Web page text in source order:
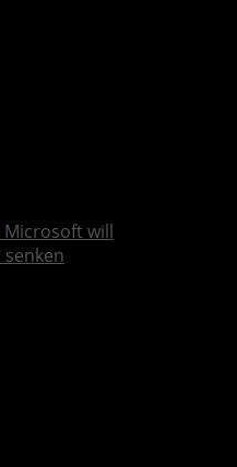
Microsoft will